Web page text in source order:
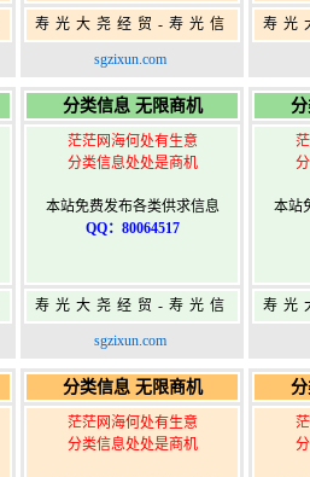
寿光大尧经贸-寿光信
息网-免费信息发布网-
sgzixun.com
寿光
分类信息 无限商机
茫茫网海何处有生意
分类信息处处是商机
本站免费发布各类供求信息
QQ：80064517
寿光大尧经贸-寿光信
息网-免费信息发布网-
sgzixun.com
本站
寿光
分类信息 无限商机
茫茫网海何处有生意
分类信息处处是商机